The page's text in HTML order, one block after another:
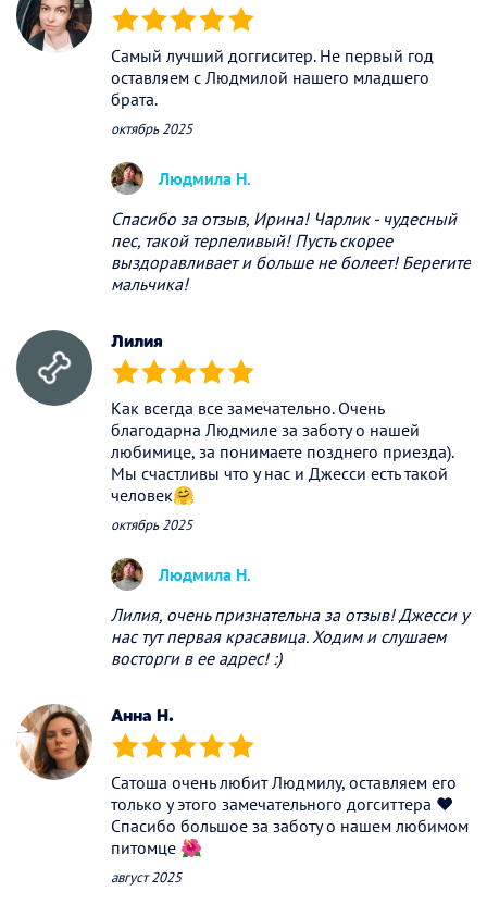
(*) (*) (*) (*) (*)
Самый лучший доггиситер. Не первый год
оставляем с Людмилой нашего младшего
брата.
октябрь 2025
Людмила Н.
Спасибо за отзыв, Ирина! Чарлик - чудесный
пес, такой терпеливый! Пусть скорее
выздоравливает и больше не болеет! Берегите
мальчика!
Лилия
(*) (*) (*) (*) (*)
Как всегда все замечательно. Очень
благодарна Людмиле за заботу о нашей
любимице, за понимаете позднего приезда).
Мы счастливы что у нас и Джесси есть такой
человек🤗
октябрь 2025
Людмила Н.
Лилия, очень признательна за отзыв! Джесси у
нас тут первая красавица. Ходим и слушаем
восторги в ее адрес! :)
Анна Н.
(*) (*) (*) (*) (*)
Сатоша очень любит Людмилу, оставляем его
только у этого замечательного догситтера ❤️
Спасибо большое за заботу о нашем любимом
питомце 🌺
август 2025